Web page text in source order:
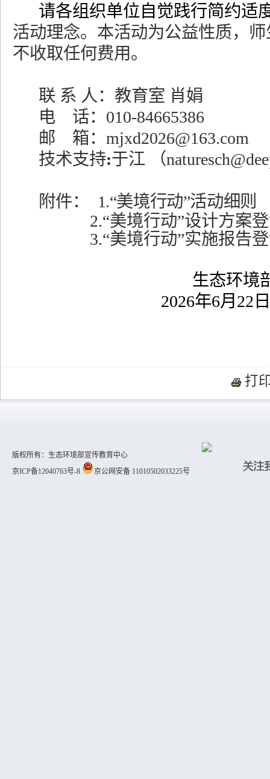
请各组织单位自觉践行简约适
活动理念。 本活动为公益性质，
不收取任何费用。
联 系 人：教育室 肖娟
电
话： 010-84665386
邮
箱： mjxd2026@163.com
技术支持:于江 （
附件： 1.“美境行动”活动细则
2.“美境行动”设计方案
3.“美境行动”实施报告
生态环境
2026年6月 22 日
打
版权所有：生态环境部宣传教育中心
京ICP备12040763号-8
京公网安备 11010502033225号